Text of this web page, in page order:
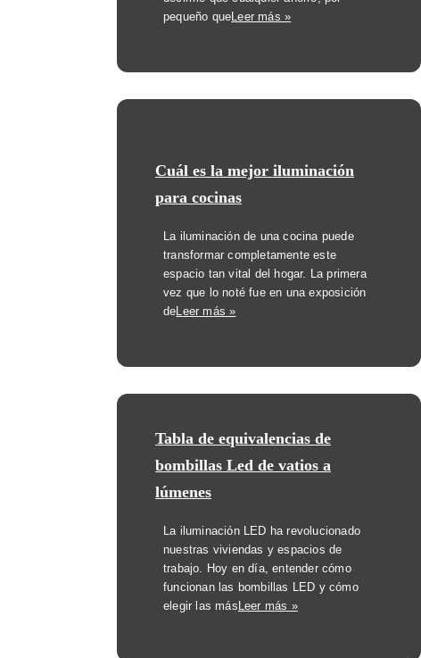
pequeño queLeer más »
Cuál es la mejor iluminación
para cocinas
La iluminación de una cocina puede
transformar completamente este
espacio tan vital del hogar. La primera
vez que lo noté fue en una exposición
deLeer más »
Tabla de equivalencias de
bombillas Led de vatios a
lúmenes
La iluminación LED ha revolucionado
nuestras viviendas y espacios de
trabajo. Hoy en día, entender cómo
funcionan las bombillas LED y cómo
elegir las más Leer más »